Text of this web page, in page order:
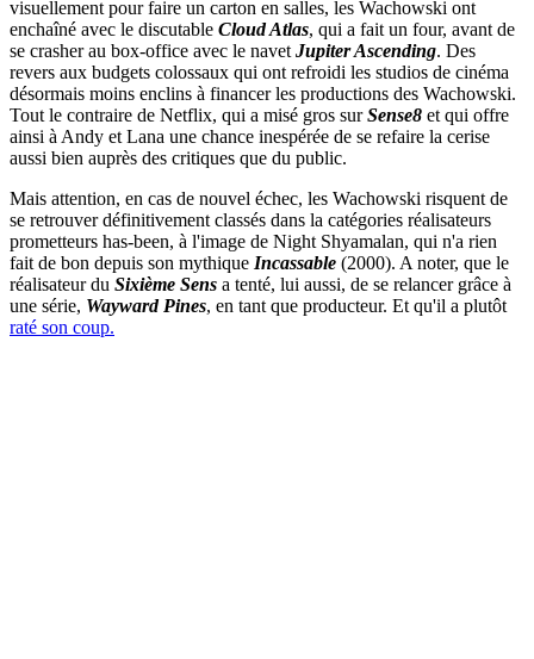
visuellement pour faire un carton en salles, les Wachowski ont
enchaîné avec le discutable Cloud Atlas, qui a fait un four, avant de
se crasher au box-office avec le navet Jupiter Ascending. Des
revers aux budgets colossaux qui ont refroidi les studios de cinéma
désormais moins enclins à financer les productions des Wachowski.
Tout le contraire de Netflix, qui a misé gros surSense8 et qui offre
ainsi à Andy et Lana une chance inespérée de se refaire la cerise
aussi bien auprès des critiques que du public.
Mais attention, en cas de nouvel échec, les Wachowski risquent de
se retrouver définitivement classés dans la catégories réalisateurs
prometteurs has-been, à l'image de Night Shyamalan, qui n'a rien
fait de bon depuis son mythique Incassable (2000). A noter, que le
réalisateur du Sixième Sens a tenté, lui aussi, de se relancer grâce à
une série, Wayward Pines, en tant que producteur. Et qu'il a plutôt
raté son coup.